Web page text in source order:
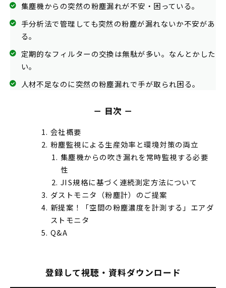
集塵機からの突然の粉塵漏れが不安・困っている。
手分析法で管理しても突然の粉塵が漏れないか不安があ
る。
定期的なフィルターの交換は無駄が多い。なんとかした
い。
人材不足なのに突然の粉塵漏れで手が取られ困る。
－ 目次 －
会社概要
粉塵監視による生産効率と環境対策の両立
集塵機からの吹き漏れを常時監視する必要
性
JIS規格に基づく連続測定方法について
ダストモニタ（粉塵計）のご提案
新提案！「空間の粉塵濃度を計測する」エアダ
ストモニタ
Q&A
登録して視聴・資料ダウンロード